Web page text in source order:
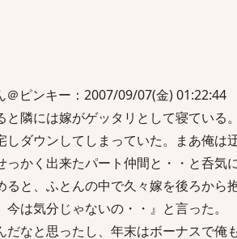
＠ピンキー：2007/09/07(金) 01:22:44
と隣には嫁がゲッタリとして寝ている
しダウンしてしまっていた。まあ俺は
っかく出来たパート仲間と・・と呑気
ると、ふとんの中で久々嫁を後ろから
は気分じゃないの・・』と言った。
だなと思ったし、年末はボーナスで俺